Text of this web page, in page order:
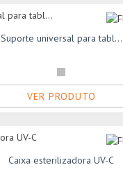
Suporte universal para tabl...
VER PRODUTO
Caixa esterilizadora UV-C